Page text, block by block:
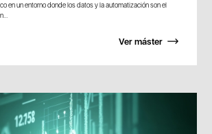
en un entorno donde los datos y la automatización son el
Ver máster